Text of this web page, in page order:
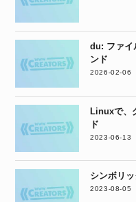
du: ファイ
ンド
2026-02-06
Linuxで、
ド
2023-06-13
シンボリ
2023-08-05